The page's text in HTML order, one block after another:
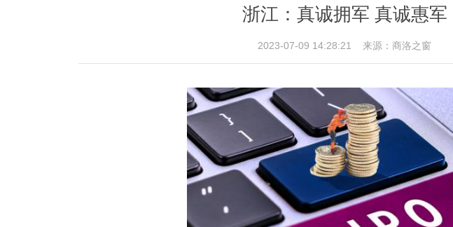
浙江：真诚拥军 真诚惠军
2023-07-09 14:28:21 来源：商洛之窗